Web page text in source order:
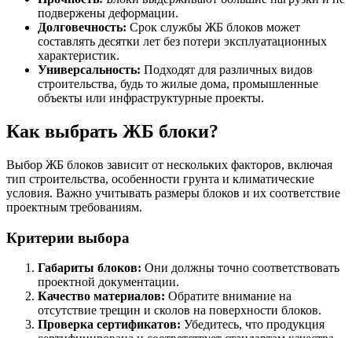
подвержены деформации.
Долговечность: Срок службы ЖБ блоков может
составлять десятки лет без потери эксплуатационных
характеристик.
Универсальность: Подходят для различных видов
строительства, будь то жилые дома, промышленные
объекты или инфраструктурные проекты.
Как выбрать ЖБ блоки?
Выбор ЖБ блоков зависит от нескольких факторов, включая
тип строительства, особенности грунта и климатические
условия. Важно учитывать размеры блоков и их соответствие
проектным требованиям.
Критерии выбора
Габариты блоков: Они должны точно соответствовать
проектной документации.
Качество материалов: Обратите внимание на
отсутствие трещин и сколов на поверхности блоков.
Проверка сертификатов: Убедитесь, что продукция